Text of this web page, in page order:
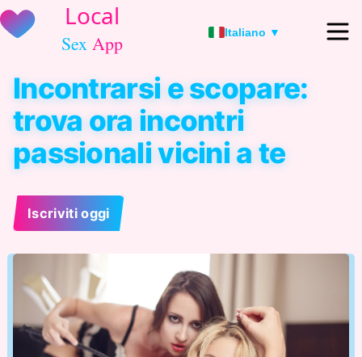
Italiano ▼
Incontrarsi e scopare:
trova ora incontri
passionali vicini a te
Iscriviti oggi